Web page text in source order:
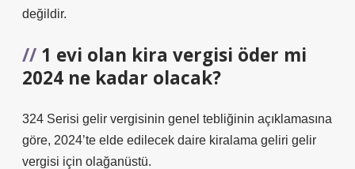
değildir.
1 evi olan kira vergisi öder mi
2024 ne kadar olacak?
324 Serisi gelir vergisinin genel tebliğinin açıklamasına
göre, 2024’te elde edilecek daire kiralama geliri gelir
vergisi için olağanüstü.